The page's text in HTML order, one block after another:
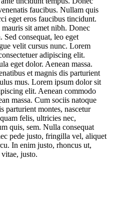
faucibus. Nullam quis
eget eros faucibus tincidunt.
sit amet nibh. Donec
Sed consequat, leo eget
velit cursus nunc. Lorem
adipiscing elit.
eget dolor. Aenean massa.
et magnis dis parturient
mus. Lorem ipsum dolor sit
elit. Aenean commodo
massa. Cum sociis natoque
parturient montes, nascetur
felis, ultricies nec,
quis, sem. Nulla consequat
pede justo, fringilla vel, aliquet
In enim justo, rhoncus ut,
justo.